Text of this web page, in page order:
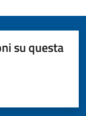
su questa